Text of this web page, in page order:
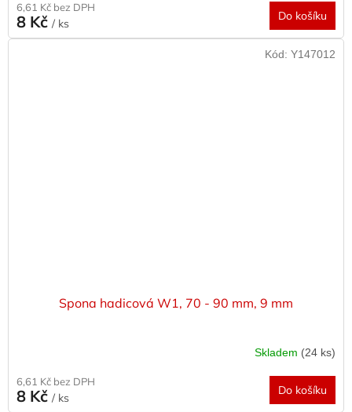
6,61 Kč bez DPH
8 Kč / ks
Do košíku
Spona hadicová W1, 70 - 90 mm, 9 mm
Skladem (24 ks)
6,61 Kč bez DPH
8 Kč / ks
Do košíku
Kód: Y147012